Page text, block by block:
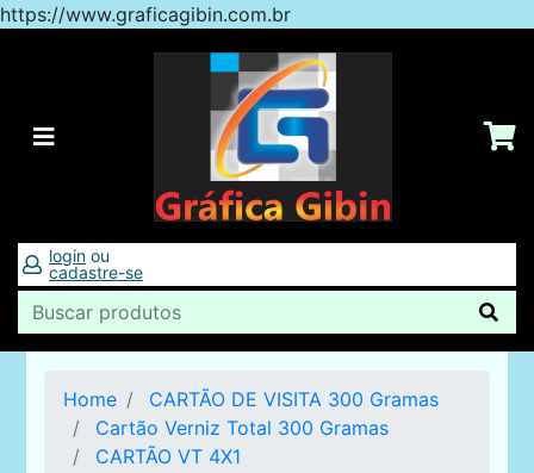
https://www.graficagibin.com.br
login ou
cadastre-se
Home
CARTÃO DE VISITA 300 Gramas
Cartão Verniz Total 300 Gramas
CARTÃO VT 4X1